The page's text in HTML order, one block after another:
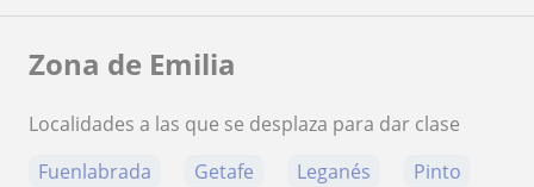
Zona de Emilia
Localidades a las que se desplaza para dar clase
Fuenlabrada
Getafe Leganés Pinto